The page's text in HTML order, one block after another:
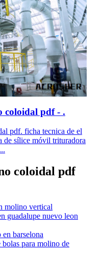
coloidal pdf - .
pdf. ficha tecnica de el
de sílice móvil trituradora
coloidal pdf
molino vertical
guadalupe nuevo leon
barselona
para molino de